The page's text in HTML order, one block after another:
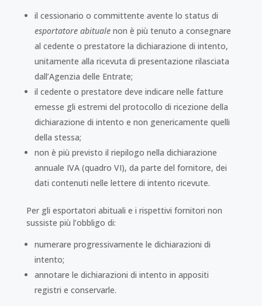
il cessionario o committente avente lo status di
esportatore abitualenon è più tenuto a consegnare
al cedente o prestatore la dichiarazione di intento,
unitamente alla ricevuta di presentazione rilasciata
dall’Agenzia delle Entrate;
il cedente o prestatore deve indicare nelle fatture
emesse gli estremi del protocollo di ricezione della
dichiarazione di intento e non genericamente quelli
della stessa;
non è più previsto il riepilogo nella dichiarazione
annuale IVA (quadro VI), da parte del fornitore, dei
dati contenuti nelle lettere di intento ricevute.
Per gli esportatori abituali e i rispettivi fornitori non
sussiste più l’obbligo di:
numerare progressivamente le dichiarazioni di
intento;
annotare le dichiarazioni di intento in appositi
registri e conservarle.